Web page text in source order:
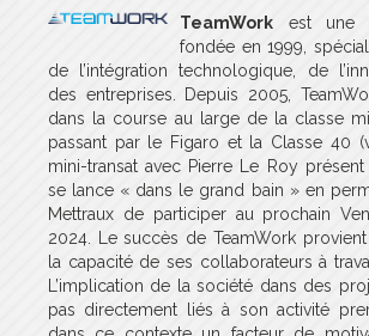
TeamWork est une
fondée en 1999,
de l’intégration technologique, de
des entreprises. Depuis 2005,
dans la course au large de la classe
passant par le Figaro et la Classe 40
mini-transat avec Pierre Le Roy
se lance « dans le grand bain » en
Mettraux de participer au prochain
2024. Le succès de TeamWork
la capacité de ses collaborateurs à
L’implication de la société dans des
pas directement liés à son activité